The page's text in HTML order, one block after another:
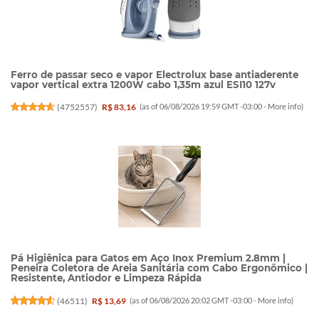
Ferro de passar seco e vapor Electrolux base antiaderente
vapor vertical extra 1200W cabo 1,35m azul ESI10 127v
(4752557) R$ 83,16 (as of 06/08/2026 19:59 GMT -03:00 - More info)
Pá Higiênica para Gatos em Aço Inox Premium 2.8mm |
Peneira Coletora de Areia Sanitária com Cabo Ergonômico |
Resistente, Antiodor e Limpeza Rápida
(46511) R$ 13,69 (as of 06/08/2026 20:02 GMT -03:00 - More info)